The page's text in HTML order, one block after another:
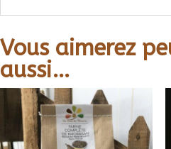
Vous aimerez
aussi…